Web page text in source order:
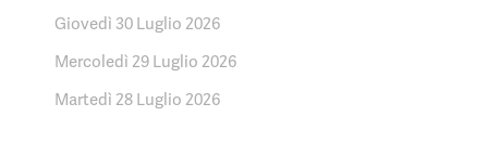
Giovedì 30 Luglio 2026
Mercoledì 29 Luglio 2026
Martedì 28 Luglio 2026